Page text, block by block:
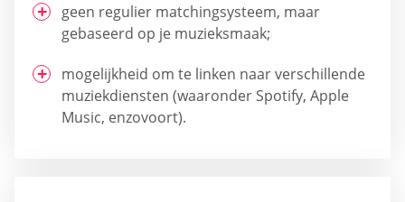
geen regulier matchingsysteem, maar
gebaseerd op je muzieksmaak;
mogelijkheid om te linken naar verschillende
muziekdiensten (waaronder Spotify, Apple
Music, enzovoort).